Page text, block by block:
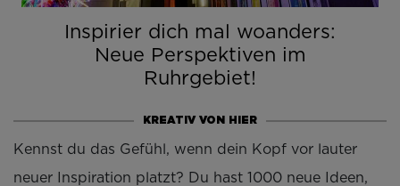
Inspirier dich mal woanders:
Neue Perspektiven im
Ruhrgebiet!
KREATIV VON HIER
Kennst du das Gefühl, wenn dein Kopf vor lauter
neuer Inspiration platzt? Du hast 1000 neue Ideen,